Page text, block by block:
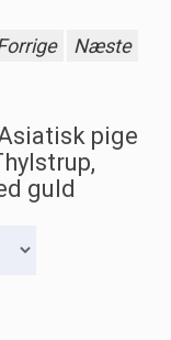
Næste
pige
guld